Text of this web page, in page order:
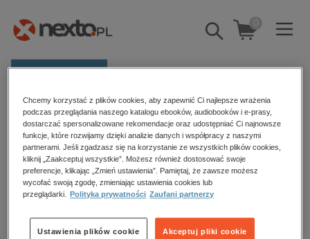
Pokaż/schowaj
wyszukiwarkę
0
Kategorie
Zobacz wszystkie E-prasa
budownictwo, aranżacja wnętrz
biznesowe, branżowe, gospodarka
dzienniki
Strona główna Tom Phillips
Tom Phillips
Sortowanie Filtrowanie
Chcemy korzystać z plików cookies, aby zapewnić Ci najlepsze wrażenia
podczas przeglądania naszego katalogu ebooków, audiobooków i e-prasy,
dostarczać spersonalizowane rekomendacje oraz udostępniać Ci najnowsze
funkcje, które rozwijamy dzięki analizie danych i współpracy z naszymi
partnerami. Jeśli zgadzasz się na korzystanie ze wszystkich plików cookies,
kliknij „Zaakceptuj wszystkie”. Możesz również dostosować swoje
preferencje, klikając „Zmień ustawienia”. Pamiętaj, że zawsze możesz
wycofać swoją zgodę, zmieniając ustawienia cookies lub
przeglądarki.
Polityka prywatności Zaufani partnerzy
Akceptuj pliki cookie
Ustawienia plików cookie